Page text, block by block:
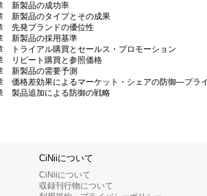
新製品の成功率
新製品のタイプとその成果
先発ブランドの優位性
新製品の採用基準
トライアル購買とセールス・プロモーション
リピート購買と参照価格
新製品の需要予測
価格差効果によるマーケット・シェアの防御—プラ
製品追加による防御の戦略
CiNiiについて
CiNiiについて
収録刊行物について